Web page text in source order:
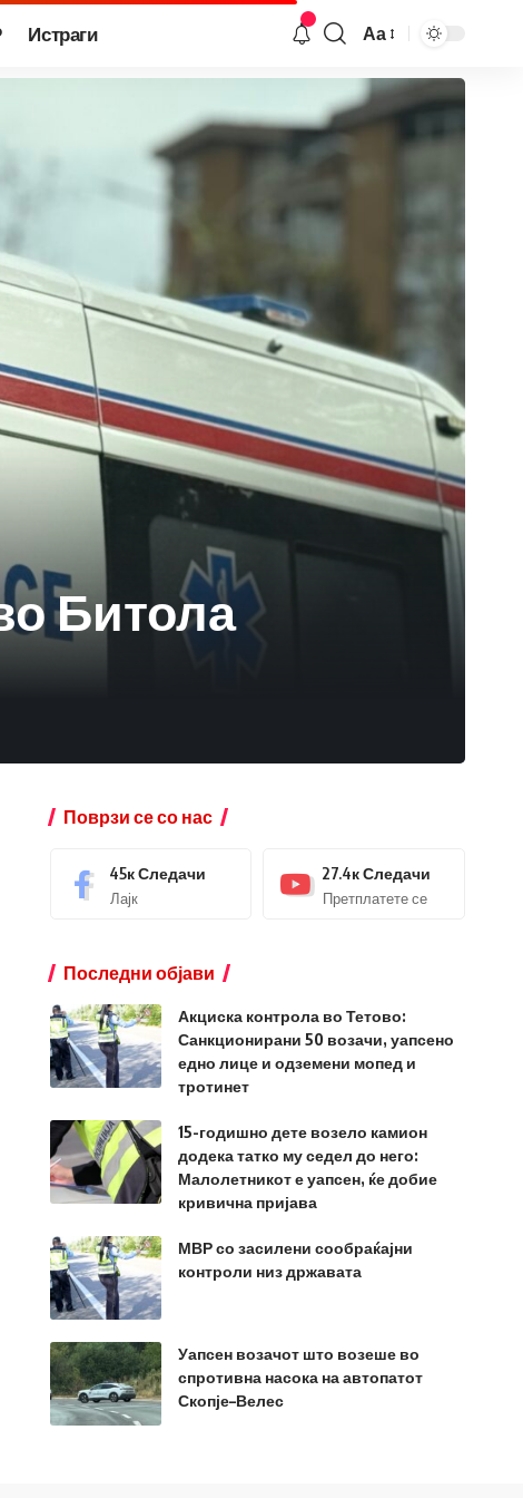
Истраги Аа
Битола
Поврзи се со нас
45кСледачи
Лајк
27.4кСледачи
Претплатете се
Последни објави
Акциска контрола во Тетово:
Санкционирани 50 возачи, уапсено
едно лице и одземени мопед и
тротинет
15-годишно дете возело камион
додека татко му седел до него:
Малолетникот е уапсен, ќе добие
кривична пријава
МВР со засилени сообраќајни
контроли низ државата
Уапсен возачот што возеше во
спротивна насока на автопатот
Скопје–Велес